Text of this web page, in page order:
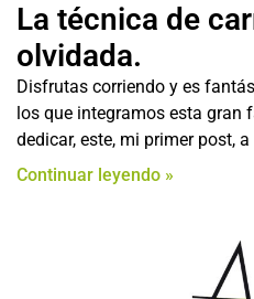
La técnica de
olvidada.
Disfrutas corriendo y es
los que integramos esta gran
dedicar, este, mi primer post,
Continuar leyendo »